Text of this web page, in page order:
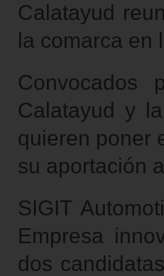
Calatayud
la comarca en
Convocados
Calatayud y
quieren poner
su aportación
SIGIT
Empresa
dos